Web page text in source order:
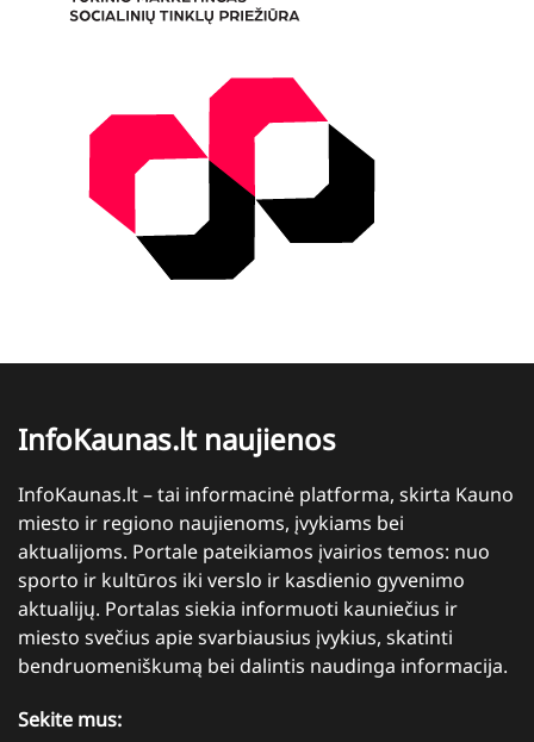
InfoKaunas.lt naujienos
InfoKaunas.lt – tai informacinė platforma, skirta Kauno
miesto ir regiono naujienoms, įvykiams bei
aktualijoms. Portale pateikiamos įvairios temos: nuo
sporto ir kultūros iki verslo ir kasdienio gyvenimo
aktualijų. Portalas siekia informuoti kauniečius ir
miesto svečius apie svarbiausius įvykius, skatinti
bendruomeniškumą bei dalintis naudinga informacija.
Sekite mus: